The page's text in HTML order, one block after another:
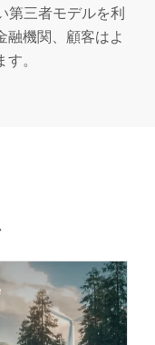
第三者モデルを利
融機関、顧客はよ
。